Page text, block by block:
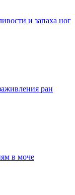
и запаха ног
ран
в моче